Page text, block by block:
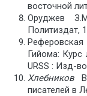
восточной
Оруджев
Политиздат,
Гийома:
URSS : Изд-
Хлебников
писателей в